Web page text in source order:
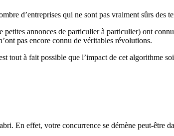
d’entreprises qui ne sont pas vraiment sûrs des
annonces de particulier à particulier) ont
pas encore connu de véritables révolutions.
tout à fait possible que l’impact de cet algorithme
En effet, votre concurrence se démène peut-être